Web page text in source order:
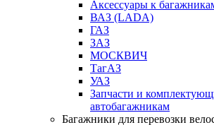
Аксессуары к
ВАЗ (LADA)
ГАЗ
ЗАЗ
МОСКВИЧ
ТагАЗ
УАЗ
Запчасти и
автобагажникам
Багажники для перевозки